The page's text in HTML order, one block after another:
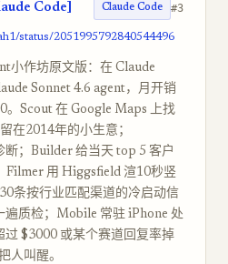
Code] Claude Code #3
status/2051995792840544496
小作坊原文版：在 Claude
Sonnet 4.6 agent，月开销
。Scout 在 Google Maps 上找
在2014年的小生意；
；Builder 给当天 top 5 客户
Filmer 用 Higgsfield 渲10秒竖
条按行业匹配渠道的冷启动信
遍质检；Mobile 常驻 iPhone 处
过 $3000 或某个赛道回复率掉
人叫醒。